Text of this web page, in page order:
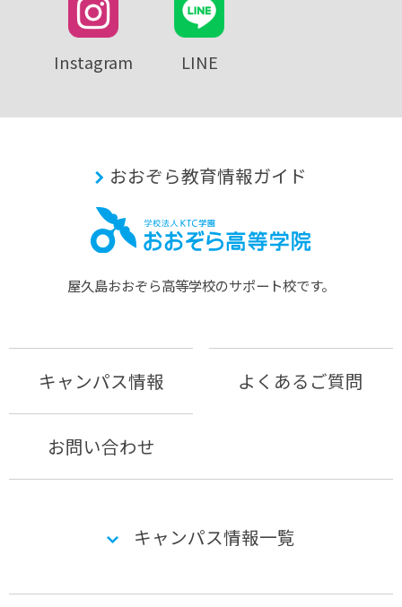
Instagram LINE
おおぞら教育情報ガイド
屋久島おおぞら⾼等学校のサポート校です。
キャンパス情報 よくあるご質問
お問い合わせ
キャンパス情報一覧